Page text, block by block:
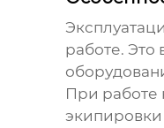
работе. Это
При работе
экипировки